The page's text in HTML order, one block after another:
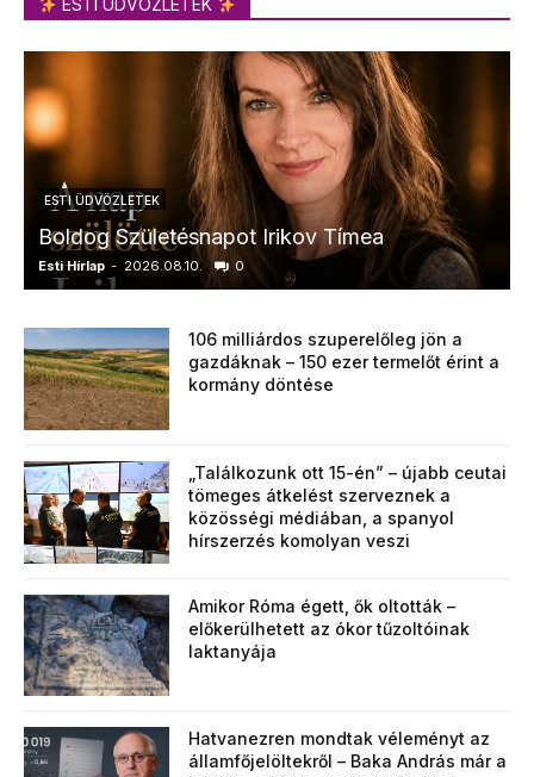
ESTI ÜDVÖZLETEK
ESTI ÜDVÖZLETEK
Boldog Születésnapot Irikov Tímea
Esti Hírlap - 2026.08.10. 0
106 milliárdos szuperelőleg jön a
gazdáknak – 150 ezer termelőt érint a
kormány döntése
„Találkozunk ott 15-én” – újabb ceutai
tömeges átkelést szerveznek a
közösségi médiában, a spanyol
hírszerzés komolyan veszi
Amikor Róma égett, ők oltották –
előkerülhetett az ókor tűzoltóinak
laktanyája
Hatvanezren mondtak véleményt az
államfőjelöltekről – Baka András már a